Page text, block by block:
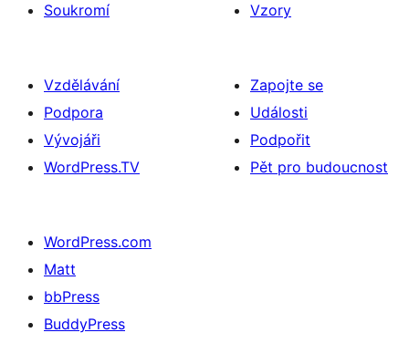
Soukromí
Vzory
Vzdělávání
Podpora
Vývojáři
WordPress.TV
Zapojte se
Události
Podpořit
Pět pro budoucnost
WordPress.com
Matt
bbPress
BuddyPress